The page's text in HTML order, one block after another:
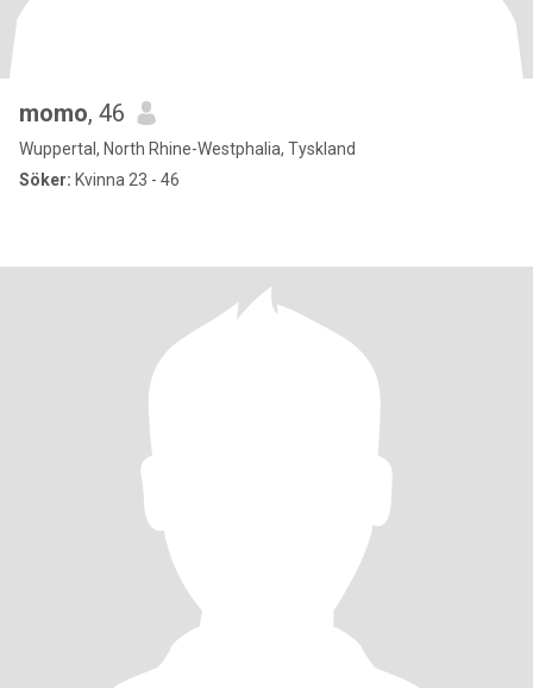
momo, 46
Wuppertal, North Rhine-Westphalia, Tyskland
Söker: Kvinna 23 - 46